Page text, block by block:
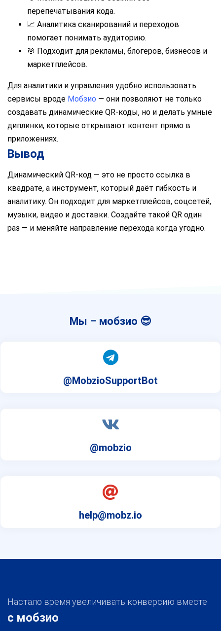
перепечатывания кода.
📈 Аналитика сканирований и переходов
помогает понимать аудиторию.
🎯 Подходит для рекламы, блогеров, бизнесов и
маркетплейсов.
Для аналитики и управления удобно использовать
сервисы вроде Мобзио — они позволяют не только
создавать динамические QR-коды, но и делать умные
диплинки, которые открывают контент прямо в
приложениях.
Вывод
Динамический QR-код — это не просто ссылка в
квадрате, а инструмент, который даёт гибкость и
аналитику. Он подходит для маркетплейсов, соцсетей,
музыки, видео и доставки. Создайте такой QR один
раз — и меняйте направление перехода когда угодно.
Мы – мобзио 😎
@MobzioSupportBot
@mobzio
help@mobz.io
Настало время увеличивать конверсию вместе
с мобзио